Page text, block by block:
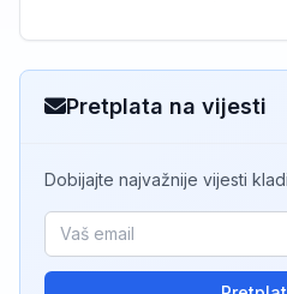
Pretplata na vijesti
Dobijajte najvažnije vijesti